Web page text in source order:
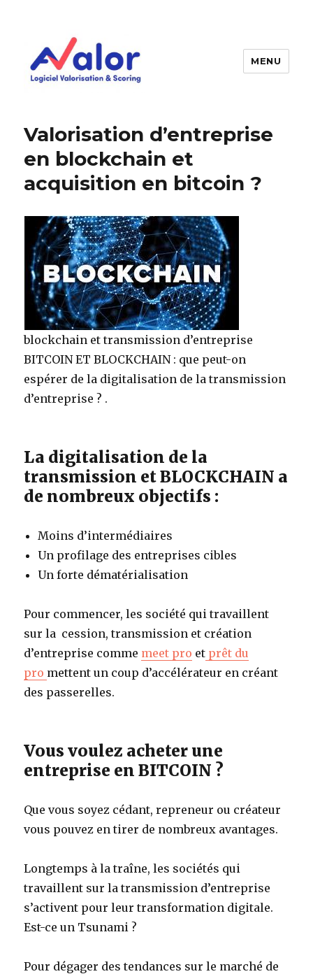
et fonds de commerce
MENU
Valorisation d’entreprise
en blockchain et
acquisition en bitcoin ?
blockchain et transmission d’entreprise
BITCOIN ET BLOCKCHAIN : que peut-on
espérer de la digitalisation de la transmission
d’entreprise ? .
La digitalisation de la
transmission et BLOCKCHAIN a
de nombreux objectifs :
Moins d’intermédiaires
Un profilage des entreprises cibles
Un forte dématérialisation
Pour commencer, les société qui travaillent
sur la cession, transmission et création
d’entreprise comme meet pro et prêt du
pro mettent un coup d’accélérateur en créant
des passerelles.
Vous voulez acheter une
entreprise en BITCOIN ?
Que vous soyez cédant, repreneur ou créateur
vous pouvez en tirer de nombreux avantages.
Longtemps à la traîne, les sociétés qui
travaillent sur la transmission d’entreprise
s’activent pour leur transformation digitale.
Est-ce un Tsunami ?
Pour dégager des tendances sur le marché de